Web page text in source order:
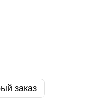
заказ